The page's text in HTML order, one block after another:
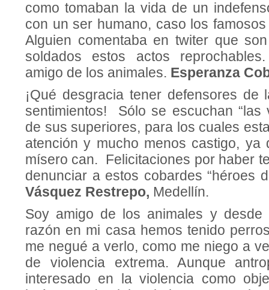
como tomaban la vida de un
con un ser humano, caso los
Alguien comentaba en twiter que
soldados estos actos
amigo de los animales. Esperanza
¡Qué desgracia tener defensores de
sentimientos! Sólo se escuchan “las
de sus superiores, para los cuales
atención y mucho menos castigo, ya
mísero can. Felicitaciones por haber
denunciar a estos cobardes “héroes
Vásquez Restrepo, Medellín.
Soy amigo de los animales y
razón en mi casa hemos tenido
me negué a verlo, como me niego a
de violencia extrema. Aunque
interesado en la violencia como